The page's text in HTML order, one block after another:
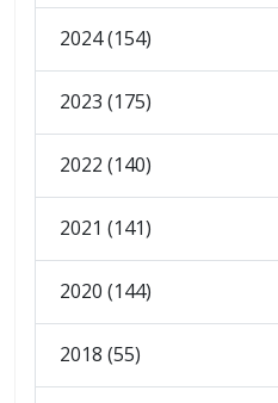
2024 (154)
2023 (175)
2022 (140)
2021 (141)
2020 (144)
2018 (55)